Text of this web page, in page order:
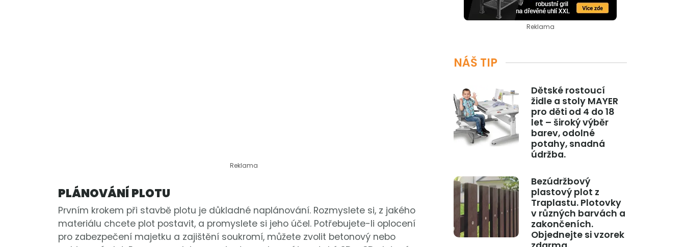
Reklama
PLÁNOVÁNÍ PLOTU
Prvním krokem při stavbě plotu je důkladné naplánování. Rozmyslete si, z jakého
materiálu chcete plot postavit, a promyslete si jeho účel. Potřebujete-li oplocení
pro zabezpečení majetku a zajištění soukromí, můžete zvolit betonový nebo
Reklama
NÁŠ TIP
Dětské rostoucí
židle a stoly MAYER
pro děti od 4 do 18
let – široký výběr
barev, odolné
potahy, snadná
údržba.
Bezúdržbový
plastový plot z
Traplastu. Plotovky
v různých barvách a
zakončeních.
Objednejte si vzorek